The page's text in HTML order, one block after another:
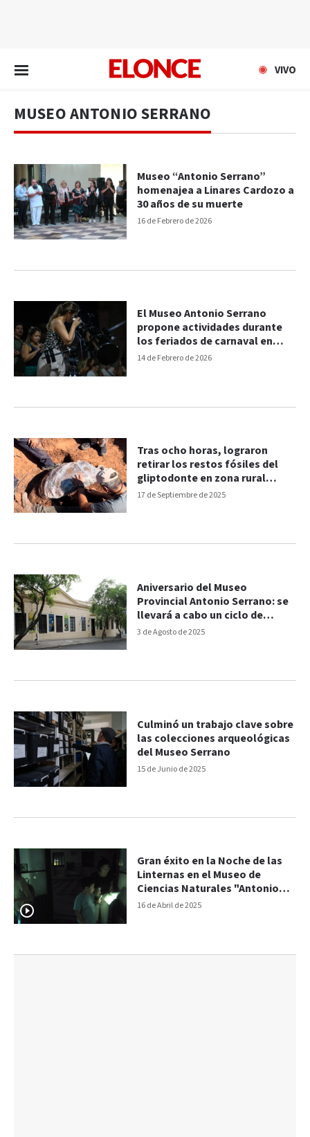
VIVO
MUSEO ANTONIO SERRANO
16 de Febrero de 2026
Museo “Antonio Serrano”
homenajea a Linares Cardozo a
30 años de su muerte
14 de Febrero de 2026
El Museo Antonio Serrano
propone actividades durante
los feriados de carnaval en
Paraná
17 de Septiembre de 2025
Tras ocho horas, lograron
retirar los restos fósiles del
gliptodonte en zona rural
entrerriana
3 de Agosto de 2025
Aniversario del Museo
Provincial Antonio Serrano: se
llevará a cabo un ciclo de
entrevistas
15 de Junio de 2025
Culminó un trabajo clave sobre
las colecciones arqueológicas
del Museo Serrano
16 de Abril de 2025
Gran éxito en la Noche de las
Linternas en el Museo de
Ciencias Naturales "Antonio
Serrano"